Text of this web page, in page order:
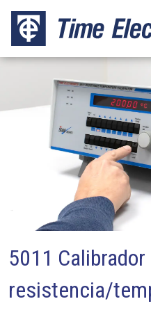
5011 Calibrador
resistencia/